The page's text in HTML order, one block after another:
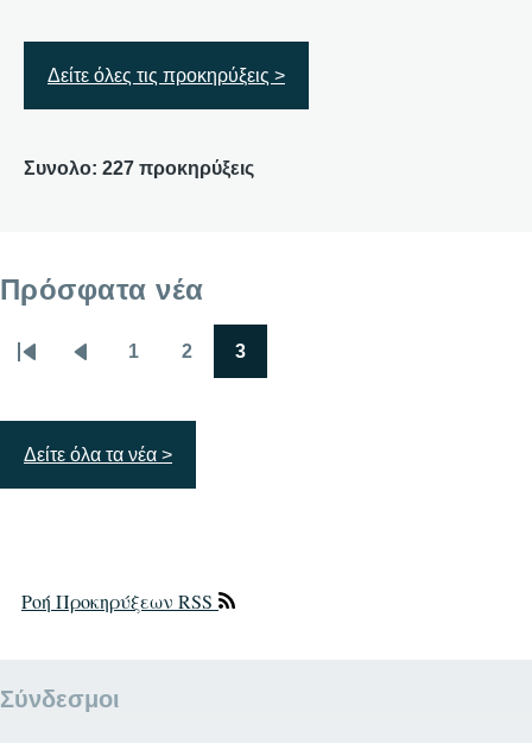
Δείτε όλες τις προκηρύξεις >
Συνολο: 227 προκηρύξεις
Πρόσφατα νέα
Σελιδοποίηση
First
Προηγούμενη
1 2 3
Δείτε όλα τα νέα >
Ροή Προκηρύξεων RSS
Σύνδεσμοι